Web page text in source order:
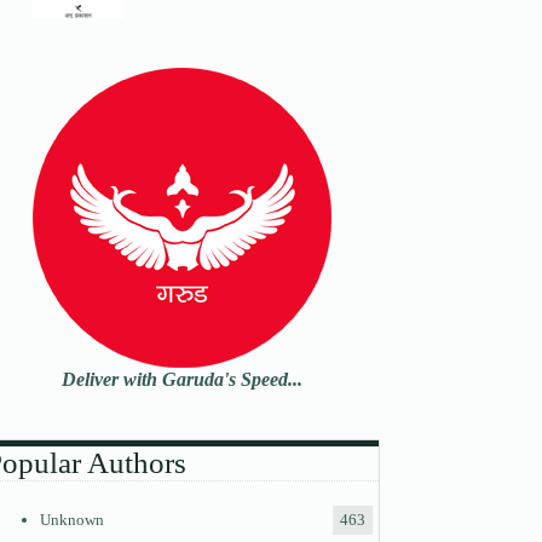
Deliver with Garuda's Speed...
Authors
Unknown 463